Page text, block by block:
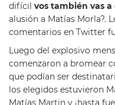
difícil vos también vas a
alusión a Matías Morla?.
comentarios en Twitter
Luego del explosivo
comenzaron a bromear
que podían ser
los elegidos estuvieron
Matías Martin y ¡hasta